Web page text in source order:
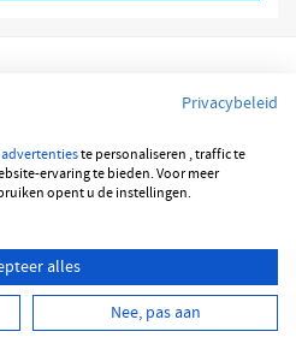
ENGLISH
Privacybeleid
advertentieste personaliseren , traffic te
ervaring te bieden. Voor meer
opent u de instellingen.
alles
Nee, pas aan